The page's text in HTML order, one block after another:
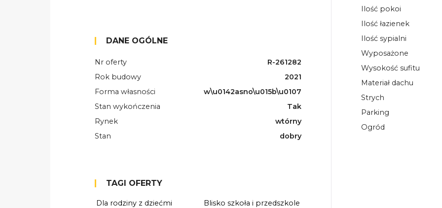
DANE OGÓLNE
Nr oferty
R-261282
Rok budowy
2021
Forma własności
w\u0142asno\u015b\u0107
Stan wykończenia
Tak
Rynek
wtórny
Stan
dobry
TAGI OFERTY
Dla rodziny z dziećmi
Blisko szkoła i przedszkole
Ilość pokoi
Ilość łazienek
Ilość sypialni
Wyposażone
Wysokość sufitu
Materiał dachu
Strych
Parking
Ogród